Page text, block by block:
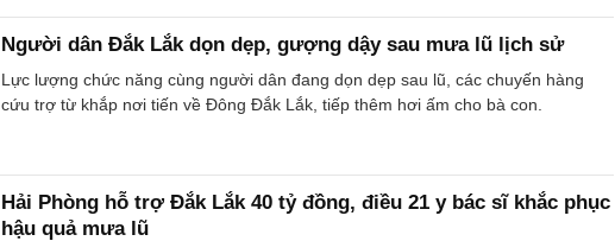
Người dân Đắk Lắk dọn dẹp, gượng dậy sau mưa lũ lịch sử
Lực lượng chức năng cùng người dân đang dọn dẹp sau lũ, các chuyến hàng
cứu trợ từ khắp nơi tiến về Đông Đắk Lắk, tiếp thêm hơi ấm cho bà con.
Hải Phòng hỗ trợ Đắk Lắk 40 tỷ đồng, điều 21 y bác sĩ khắc phục
hậu quả mưa lũ